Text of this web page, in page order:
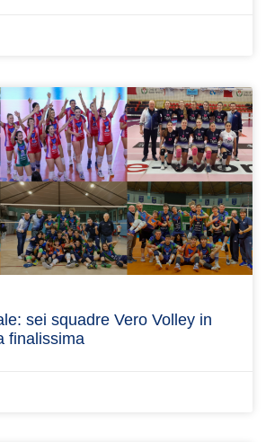
sei squadre Vero Volley in
finalissima